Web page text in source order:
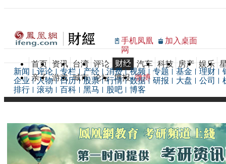
手机凤凰
网
加入桌面
首页 资讯 台湾 评论 财经 汽车 科技 房产 娱乐
亲子 游戏 城市 论坛 博报 微博
新闻 评论 专栏 产经 消费 视频 专题 基金 理财
企业
人物 日历 股票 行情 数据 研报 大盘 公司
排行
滚动 百科 黑马 股吧 博客